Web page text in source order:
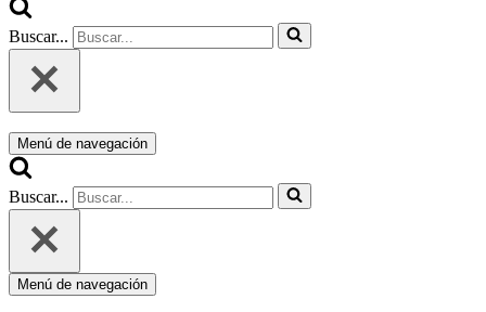
Buscar...
Menú de navegación
Buscar...
Menú de navegación